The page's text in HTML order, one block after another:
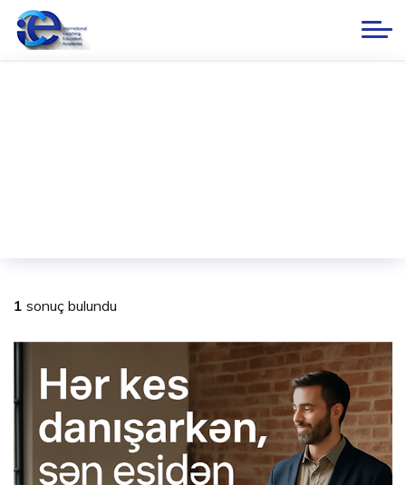
1 sonuç bulundu